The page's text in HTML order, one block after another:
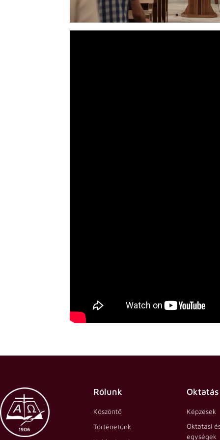
Rólunk
Köszöntő
Történetünk
Oktatás
Képzések
Oktatási
egységek